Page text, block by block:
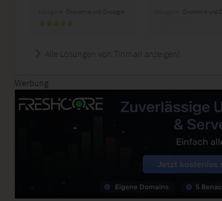
Ökonomie und Ökologie Ökonomie und
Alle Lösungen von Tinmari anzeigen!
Werbung